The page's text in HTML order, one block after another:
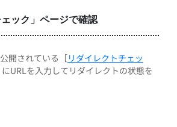
ェック」ページで確認
開されている［リダイレクトチェッ
URLを入力してリダイレクトの状態を